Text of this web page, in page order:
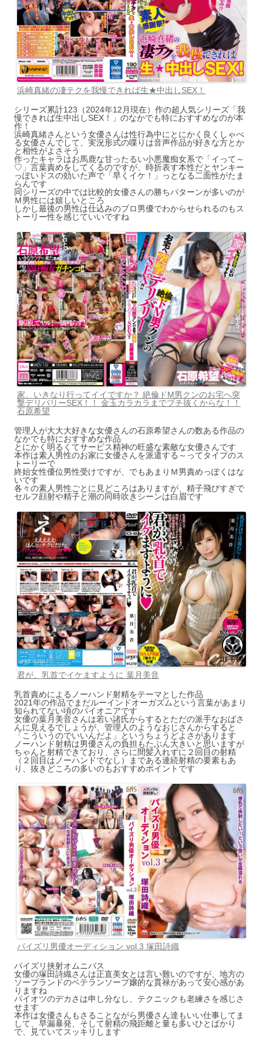
浜崎真緒の凄テクを我慢できれば生★中出しSEX！
シリーズ累計123（2024年12月現在）作の超人気シリーズ「我
慢できれば生中出しSEX！」のなかでも特におすすめなのが本
作！
浜崎真緒さんという女優さんは性行為中にとにかく良くしゃべ
る女優さんでして、実況形式の喋りは音声作品が好きな方とか
と相性がよさそう
作ったキャラはお馬鹿な甘ったるい小悪魔痴女系で「イって～
♡」言葉責めをしてくるのですが、時折表す本性だとヤンキー
っぽいドスの効いた声で「早くイケ！」っとなる二面性がたま
らんです
同シリーズの中では比較的女優さんの勝ちパターンが多いのが
Ｍ男性には嬉しいところ
しかし最後の男性は仕込みのプロ男優でわからせられるのもス
トーリー性を感じていいですね
家、いきなり行ってイイですか？ 絶倫ドM男クンのお宅へ突
撃デリバリーSEX！！ 金玉カラカラまでブチ抜くからな！！
石原希望
管理人が大大大好きな女優さんの石原希望さんの数ある作品の
なかでも特におすすめな作品
とにかく明るくてサービス精神の旺盛な素敵な女優さんです
本作は素人男性のお家に女優さんを派遣する～ってタイプのス
トーリーで
終始女性優位男性受けですが、でもあまりＭ男責めっぽくはな
いです
各々の素人男性ごとに見どころはありますが、精子飛びすぎで
セルフ顔射や精子と潮の同時吹きシーンは白眉です
君が、乳首でイケますように 葉月美音
乳首責めによるノーハンド射精をテーマとした作品
2021年の作品でまだルーインドオーガズムという言葉があまり
知られてない頃のパイオニアです
女優の葉月美音さんは若い諸氏からするとただの派手なおばさ
んに見えるでしょうが、管理人のようなおじさんからすると
「こういうのでいいんだよ」というちょうどよさがあります
ノーハンド射精は男優さんの負担もたぶん大きいと思いますが
ちゃんと射精できており、さらに間髪入れずに２回目の射精
（２回目はノーハンドでなし）まである連続射精の要素もあ
り、抜きどころの多いのもおすすめポイントです
パイズリ男優オーディション vol.3 塚田詩織
パイズリ挟射オムニバス
女優の塚田詩織さんは正直美女とは言い難いのですが、地方の
ソープランドのベテランソープ嬢的な貫禄があって安心感があ
りますね
パイオツのデカさは申し分なし、テクニックも老練さを感じさ
せます
本作は女優さんもさることながら男優さん達もいい仕事してま
して、早漏暴発、そして射精の飛距離と量も多いひとばかり
で、見ていてスッキリします